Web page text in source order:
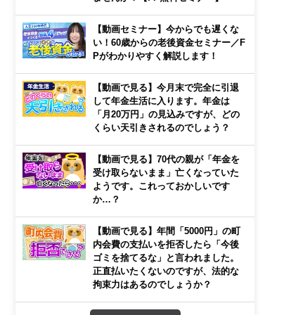
【動画セミナー】今からでも遅くな
い！60歳からの老後資金セミナー／F
Pがわかりやすく解説します！
【動画で見る】今月末で完全に引退
して年金生活に入ります。年金は
「月20万円」の見込みですが、どの
くらい天引きされるのでしょう？
【動画で見る】70代の親が「年金を
受け取らないまま」亡くなっていた
ようです。これっておかしいです
か…？
【動画で見る】年間「5000円」の町
内会費の支払いを拒否したら「今後
ゴミを捨てるな」と言われました。
正直払いたくないのですが、法的な
拘束力はあるのでしょうか？